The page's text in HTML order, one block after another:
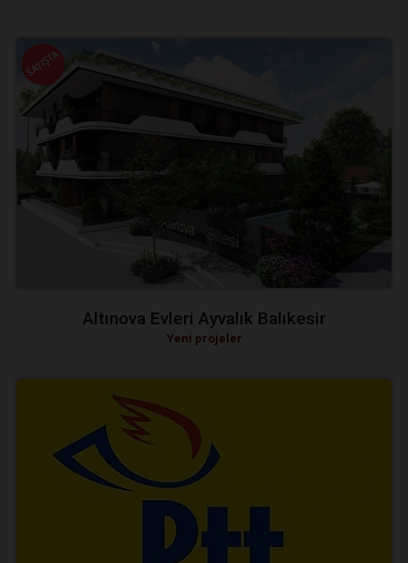
Altınova Evleri Ayvalık Balıkesir
Yeni projeler